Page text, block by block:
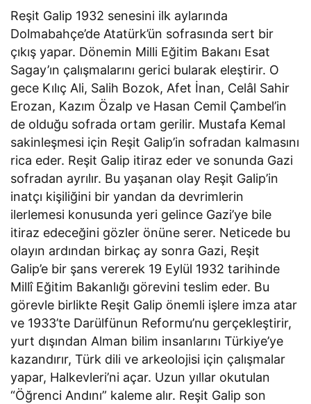
Reşit Galip 1932 senesini ilk aylarında
Dolmabahçe’de Atatürk’ün sofrasında sert bir
çıkış yapar. Dönemin Milli Eğitim Bakanı Esat
Sagay’ın çalışmalarını gerici bularak eleştirir. O
gece Kılıç Ali, Salih Bozok, Afet İnan, Celâl Sahir
Erozan, Kazım Özalp ve Hasan Cemil Çambel’in
de olduğu sofrada ortam gerilir. Mustafa Kemal
sakinleşmesi için Reşit Galip’in sofradan kalmasını
rica eder. Reşit Galip itiraz eder ve sonunda Gazi
sofradan ayrılır. Bu yaşanan olay Reşit Galip’in
inatçı kişiliğini bir yandan da devrimlerin
ilerlemesi konusunda yeri gelince Gazi’ye bile
itiraz edeceğini gözler önüne serer. Neticede bu
olayın ardından birkaç ay sonra Gazi, Reşit
Galip’e bir şans vererek 19 Eylül 1932 tarihinde
Millî Eğitim Bakanlığı görevini teslim eder. Bu
görevle birlikte Reşit Galip önemli işlere imza atar
ve 1933’te Darülfünun Reformu’nu gerçekleştirir,
yurt dışından Alman bilim insanlarını Türkiye’ye
kazandırır, Türk dili ve arkeolojisi için çalışmalar
yapar, Halkevleri’ni açar. Uzun yıllar okutulan
“Öğrenci Andını” kaleme alır. Reşit Galip son